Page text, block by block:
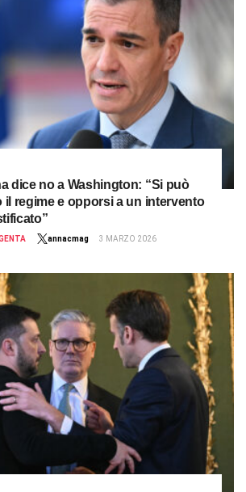
dice no a Washington: “Si può
il regime e opporsi a un intervento
annacmag 3 MARZO 2026